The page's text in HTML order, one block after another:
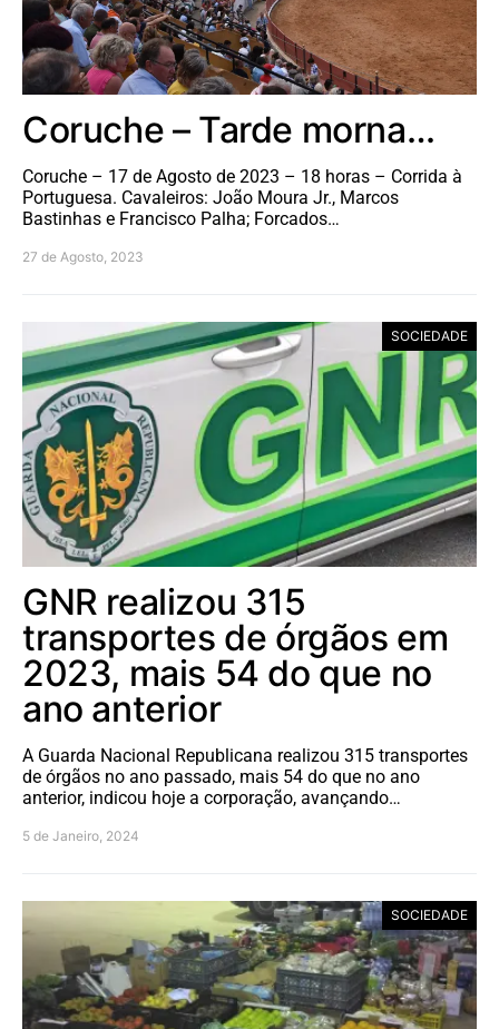
Coruche – Tarde morna…
Coruche – 17 de Agosto de 2023 – 18 horas – Corrida à
Portuguesa. Cavaleiros: João Moura Jr., Marcos
Bastinhas e Francisco Palha; Forcados…
27 de Agosto, 2023
SOCIEDADE
GNR realizou 315
transportes de órgãos em
2023, mais 54 do que no
ano anterior
A Guarda Nacional Republicana realizou 315 transportes
de órgãos no ano passado, mais 54 do que no ano
anterior, indicou hoje a corporação, avançando…
5 de Janeiro, 2024
SOCIEDADE